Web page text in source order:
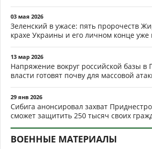
03 мая 2026
Зеленский в ужасе: пять пророчеств
крахе Украины и его личном конце уже
13 мар 2026
Напряжение вокруг российской базы
власти готовят почву для массовой
29 янв 2026
Сибига анонсировал захват
сможет защитить 250 тысяч своих
ВОЕННЫЕ МАТЕРИАЛЫ